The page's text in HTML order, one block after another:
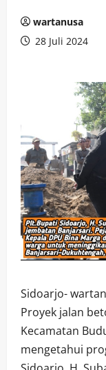
wartanusa
28 Juli 2024
Sidoarjo-
Proyek jalan
Kecamatan
mengetahui